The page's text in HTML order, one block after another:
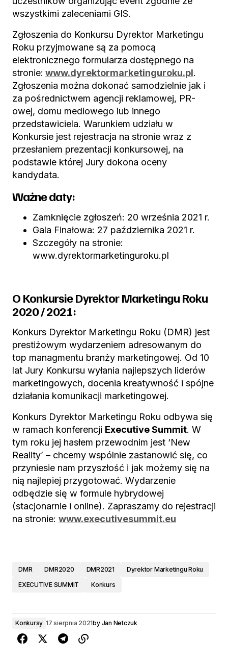
wszystkimi zaleceniami GIS.
Zgłoszenia do Konkursu Dyrektor Marketingu
Roku przyjmowane są za pomocą
elektronicznego formularza dostępnego na
stronie: www.dyrektormarketinguroku.pl.
Zgłoszenia można dokonać samodzielnie jak i
za pośrednictwem agencji reklamowej, PR-
owej, domu mediowego lub innego
przedstawiciela. Warunkiem udziału w
Konkursie jest rejestracja na stronie wraz z
przesłaniem prezentacji konkursowej, na
podstawie której Jury dokona oceny
kandydata.
Ważne daty:
Zamknięcie zgłoszeń: 20 września 2021 r.
Gala Finałowa: 27 października 2021 r.
Szczegóły na stronie:
www.dyrektormarketinguroku.pl
O Konkursie Dyrektor Marketingu Roku
2020 / 2021:
Konkurs Dyrektor Marketingu Roku (DMR) jest
prestiżowym wydarzeniem adresowanym do
top managmentu branży marketingowej. Od 10
lat Jury Konkursu wyłania najlepszych liderów
marketingowych, docenia kreatywność i spójne
działania komunikacji marketingowej.
Konkurs Dyrektor Marketingu Roku odbywa się
w ramach konferencji Executive Summit. W
tym roku jej hasłem przewodnim jest ‘New
Reality’ – chcemy wspólnie zastanowić się, co
przyniesie nam przyszłość i jak możemy się na
nią najlepiej przygotować. Wydarzenie
odbędzie się w formule hybrydowej
(stacjonarnie i online). Zapraszamy do rejestracji
na stronie: www.executivesummit.eu
DMR DMR2020 DMR2021
Dyrektor Marketingu Roku
EXECUTIVE SUMMIT
Konkurs
Konkursy 17 sierpnia 2021by Jan Netczuk